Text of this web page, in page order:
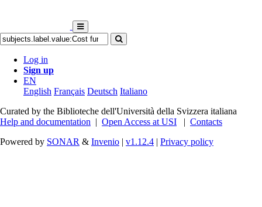
Log in
Sign up
EN
English Français Deutsch Italiano
Curated by the Biblioteche dell'Università della Svizzera italiana
Help and documentation | Open Access at USI | Contacts
Powered by SONAR & Invenio | v1.12.4 | Privacy policy